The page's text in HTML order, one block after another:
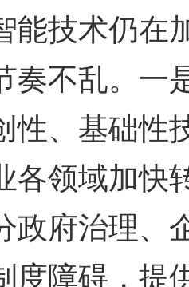
能技术仍在
奏不乱。一
性、基础性
各领域加快
政府治理、
度障碍，提